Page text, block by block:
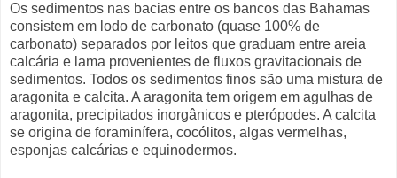
Os sedimentos nas bacias entre os bancos das Bahamas
consistem em lodo de carbonato (quase 100% de
carbonato) separados por leitos que graduam entre areia
calcária e lama provenientes de fluxos gravitacionais de
sedimentos. Todos os sedimentos finos são uma mistura de
aragonita e calcita. A aragonita tem origem em agulhas de
aragonita, precipitados inorgânicos e pterópodes. A calcita
se origina de foraminífera, cocólitos, algas vermelhas,
esponjas calcárias e equinodermos.